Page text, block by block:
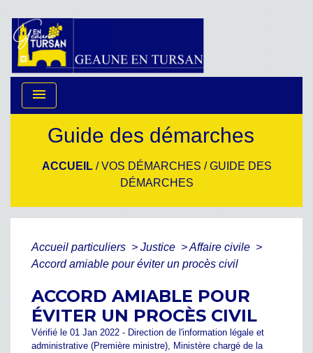
menu
Guide des démarches
ACCUEIL/VOS DÉMARCHES /GUIDE DES
DÉMARCHES
Accueil particuliers > Justice >Affaire civile >
Accord amiable pour éviter un procès civil
ACCORD AMIABLE POUR
ÉVITER UN PROCÈS CIVIL
Vérifié le 01 Jan 2022 - Direction de l'information légale et
administrative (Première ministre), Ministère chargé de la